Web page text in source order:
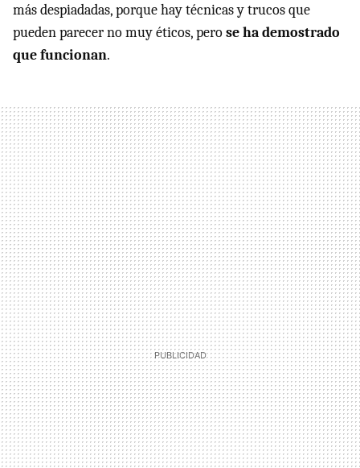
más despiadadas, porque hay técnicas y trucos que
pueden parecer no muy éticos, perose ha demostrado
que funcionan.